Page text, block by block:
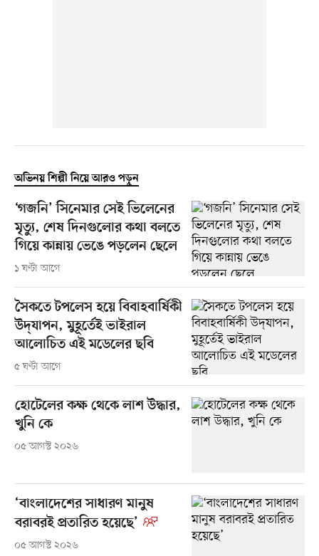
অভিনয় শিল্পী নিয়ে আরও পড়ুন
‘গজনি’ সিনেমার সেই ভিলেনের
মৃত্যু, শেষ দিনগুলোর কথা বলতে
গিয়ে কান্নায় ভেঙে পড়লেন ছেলে
১ ঘণ্টা আগে
সৈকতে টপলেস হয়ে বিবাহবার্ষিকী
উদ্‌যাপন, মুহূর্তেই ভাইরাল
আলোচিত এই মডেলের ছবি
৫ ঘণ্টা আগে
হোটেলের কক্ষ থেকে লাশ উদ্ধার,
খুনি কে
০৫ আগস্ট ২০২৬
‘বাংলাদেশের সাধারণ মানুষ
বরাবরই প্রতারিত হয়েছে’
০৫ আগস্ট ২০২৬